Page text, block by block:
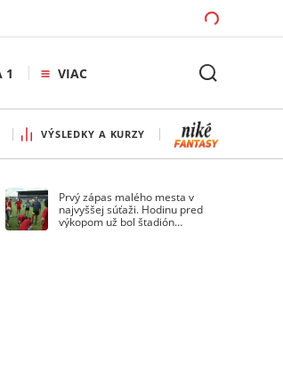
1 VIAC
VÝSLEDKY A KURZY
Prvý zápas malého mesta v
najvyššej súťaži. Hodinu pred
výkopom už bol štadión